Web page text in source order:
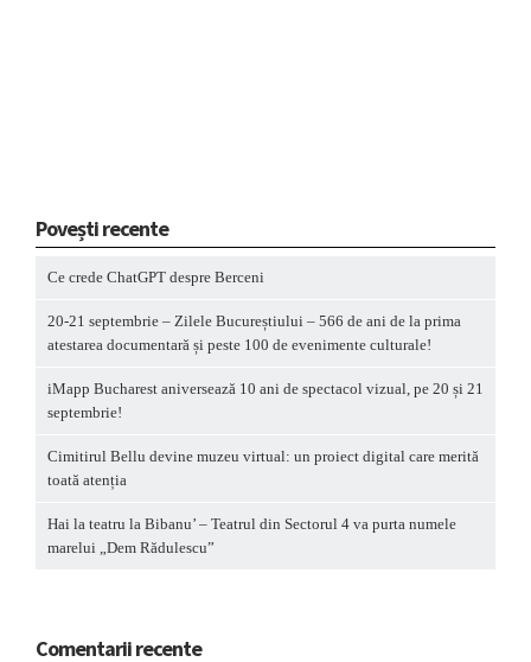
Povești recente
Ce crede ChatGPT despre Berceni
20-21 septembrie – Zilele Bucureștiului – 566 de ani de la prima
atestarea documentară și peste 100 de evenimente culturale!
iMapp Bucharest aniversează 10 ani de spectacol vizual, pe 20 și 21
septembrie!
Cimitirul Bellu devine muzeu virtual: un proiect digital care merită
toată atenția
Hai la teatru la Bibanu’ – Teatrul din Sectorul 4 va purta numele
marelui „Dem Rădulescu”
Comentarii recente